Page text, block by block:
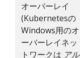
オーバーレイ
(Kubernetesの
Windows用のオ
ーバーレイネッ
トワークは アル